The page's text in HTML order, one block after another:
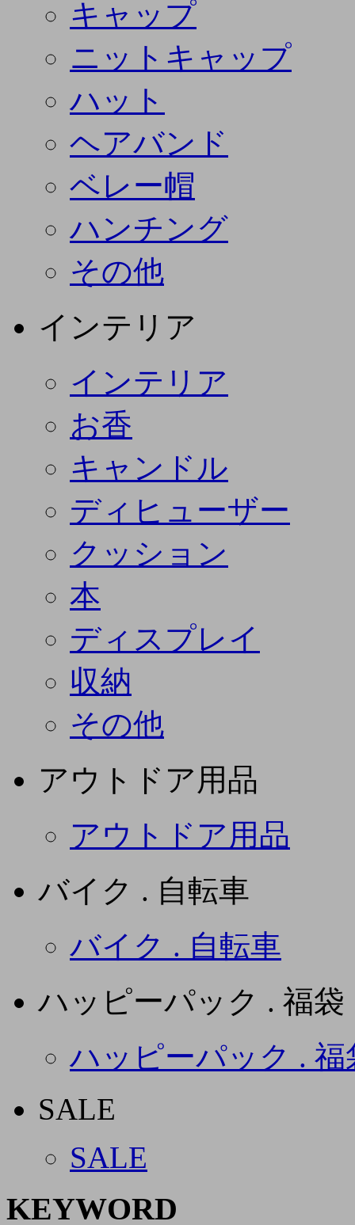
キャップ
ニットキャップ
ハット
ヘアバンド
ベレー帽
ハンチング
その他
インテリア
インテリア
お香
キャンドル
ディヒューザー
クッション
本
ディスプレイ
収納
その他
アウトドア用品
アウトドア用品
バイク . 自転車
バイク . 自転車
ハッピーパック . 福袋
ハッピーパック . 福
SALE
SALE
KEYWORD